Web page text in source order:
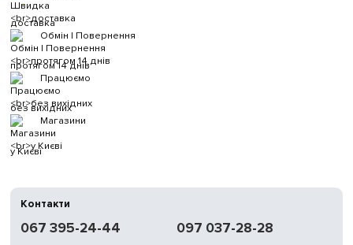
доставка
Обмін | Повернення
протягом 14 днів
Працюємо
без вихідних
Магазини
у Києві
Контакти
067 395-24-44
097 037-28-28